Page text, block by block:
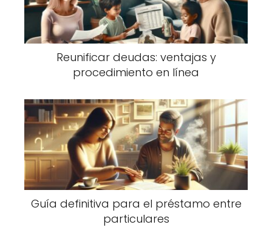
Reunificar deudas: ventajas y
procedimiento en línea
Guía definitiva para el préstamo entre
particulares